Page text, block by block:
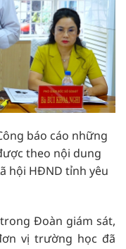
báo cáo những
theo nội dung
hội HĐND tỉnh yêu
Đoàn giám sát,
vị trường học đã